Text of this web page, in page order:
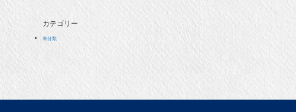
カテゴリー
未分類